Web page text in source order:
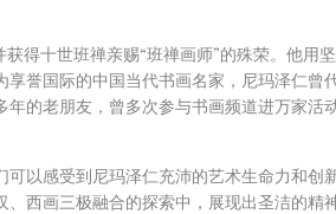
得十世班禅亲赐“班禅画师”的殊荣。他
誉国际的中国当代书画名家，尼玛泽仁
的老朋友，曾多次参与书画频道进万家
以感受到尼玛泽仁充沛的艺术生命力和
西画三极融合的探索中，展现出圣洁的